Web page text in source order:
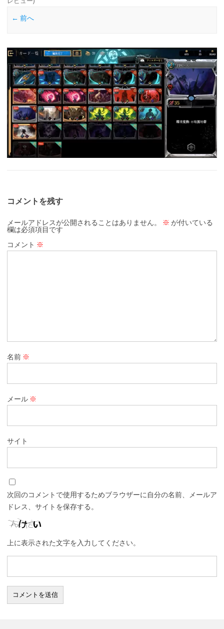
← 前へ
コメントを残す
メールアドレスが公開されることはありません。 ※ が付いている
欄は必須項目です
コメント ※
名前 ※
メール ※
サイト
次回のコメントで使用するためブラウザーに自分の名前、メールア
ドレス、サイトを保存する。
上に表示された文字を入力してください。